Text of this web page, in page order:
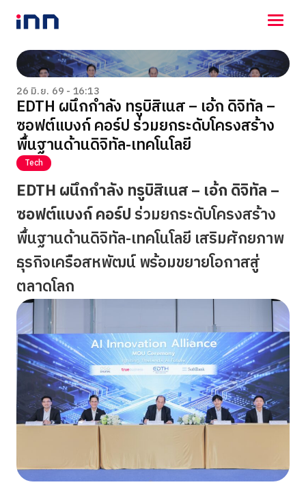
NEWS
ENTERTAINMENT
LIFESTYLE
HOROSCOPE
LOTTERY
VIDEO
ร่วมด้วยช่วยกัน
26 มิ.ย. 69 - 16:13
EDTH ผนึกกำลัง ทรูบิสิเนส – เอ้ก ดิจิทัล –
ซอฟต์แบงก์ คอร์ป ร่วมยกระดับโครงสร้าง
พื้นฐานด้านดิจิทัล-เทคโนโลยี
Tech
EDTH ผนึกกำลัง ทรูบิสิเนส – เอ้ก ดิจิทัล –
ซอฟต์แบงก์ คอร์ปร่วมยกระดับโครงสร้าง
พื้นฐานด้านดิจิทัล-เทคโนโลยี เสริมศักยภาพ
ธุรกิจเครือสหพัฒน์ พร้อมขยายโอกาสสู่
ตลาดโลก